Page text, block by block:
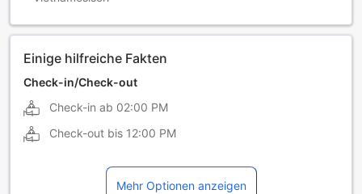
Einige hilfreiche Fakten
Check-in/Check-out
Check-in ab 02:00 PM
Check-out bis 12:00 PM
Mehr Optionen anzeigen